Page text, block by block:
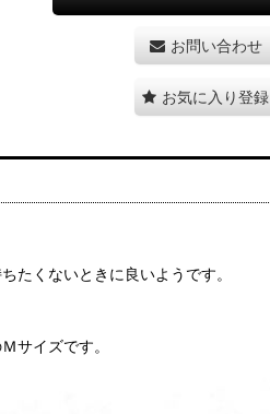
お問い合わせ
お気に入り登録
たくないときに良いようです。
サイズです。